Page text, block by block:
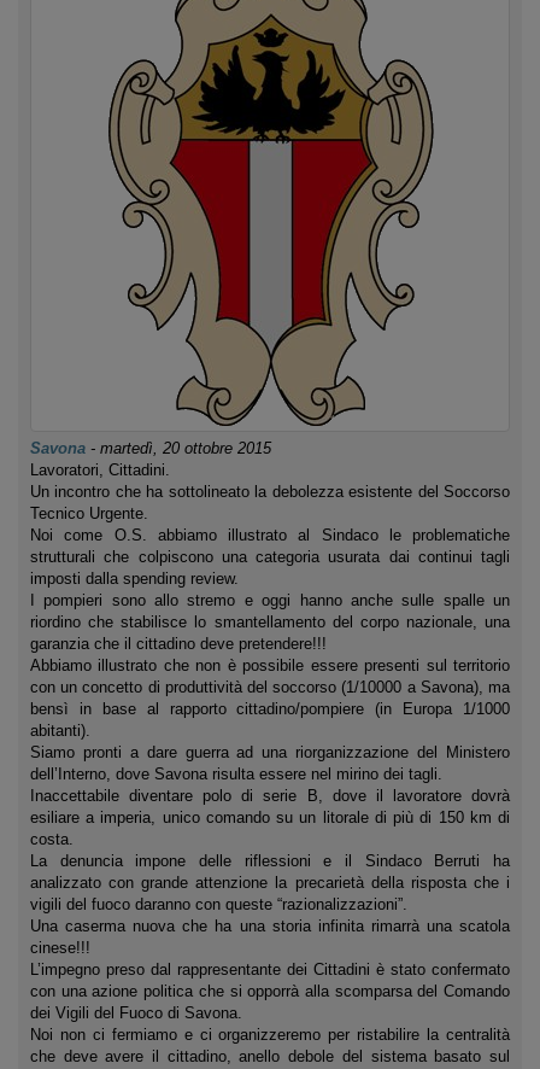
Savona - martedì, 20 ottobre 2015
Lavoratori, Cittadini.
Un incontro che ha sottolineato la debolezza esistente del Soccorso
Tecnico Urgente.
Noi come O.S. abbiamo illustrato al Sindaco le problematiche
strutturali che colpiscono una categoria usurata dai continui tagli
imposti dalla spending review.
I pompieri sono allo stremo e oggi hanno anche sulle spalle un
riordino che stabilisce lo smantellamento del corpo nazionale, una
garanzia che il cittadino deve pretendere!!!
Abbiamo illustrato che non è possibile essere presenti sul territorio
con un concetto di produttività del soccorso (1/10000 a Savona), ma
bensì in base al rapporto cittadino/pompiere (in Europa 1/1000
abitanti).
Siamo pronti a dare guerra ad una riorganizzazione del Ministero
dell’Interno, dove Savona risulta essere nel mirino dei tagli.
Inaccettabile diventare polo di serie B, dove il lavoratore dovrà
esiliare a imperia, unico comando su un litorale di più di 150 km di
costa.
La denuncia impone delle riflessioni e il Sindaco Berruti ha
analizzato con grande attenzione la precarietà della risposta che i
vigili del fuoco daranno con queste “razionalizzazioni”.
Una caserma nuova che ha una storia infinita rimarrà una scatola
cinese!!!
L’impegno preso dal rappresentante dei Cittadini è stato confermato
con una azione politica che si opporrà alla scomparsa del Comando
dei Vigili del Fuoco di Savona.
Noi non ci fermiamo e ci organizzeremo per ristabilire la centralità
che deve avere il cittadino, anello debole del sistema basato sul